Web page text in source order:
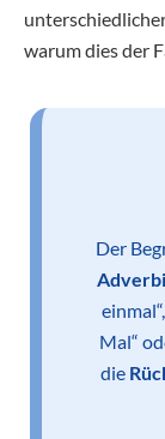
warum dies der
Der
Mal“
die